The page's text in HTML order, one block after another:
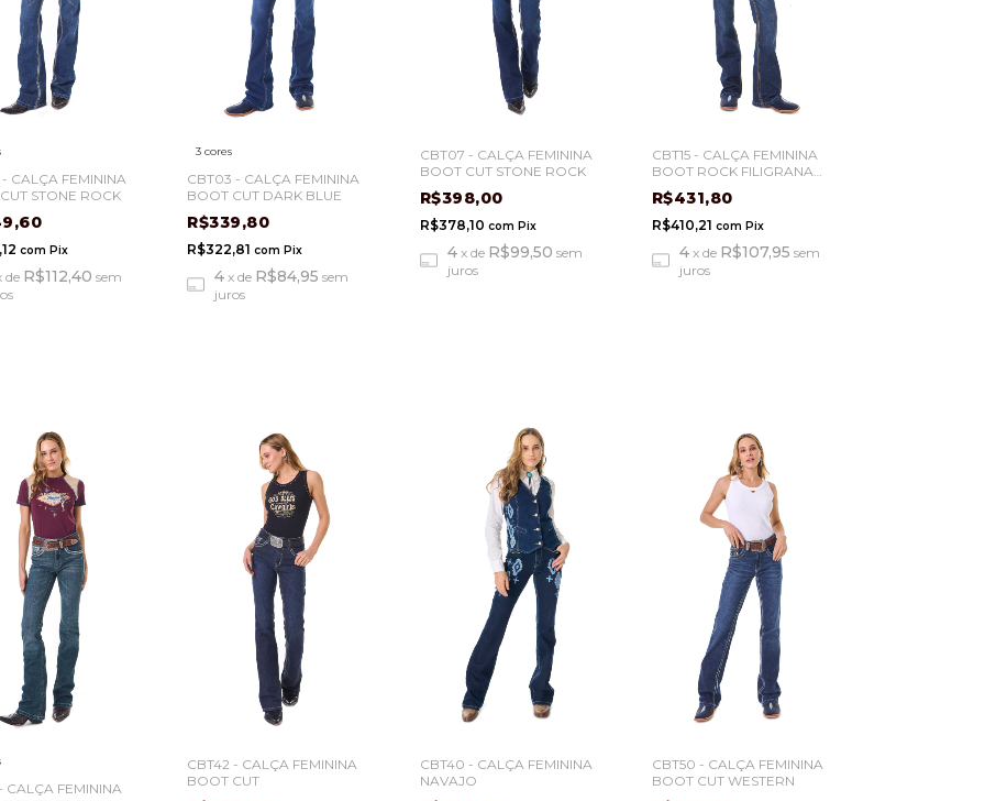
CALÇA FEMININA
STONE ROCK
com Pix
de R$112,40 sem
3 cores
CBT03 - CALÇA FEMININA
BOOT CUT DARK BLUE
R$339,80
R$322,81com Pix
4 xde R$84,95 sem
juros
CBT07 - CALÇA FEMININA
BOOT CUT STONE ROCK
R$398,00
R$378,10 com Pix
4 x de R$99,50 sem
juros
CBT15 - CALÇA FEMININA
BOOT ROCK FILIGRANA
AZUL
R$431,80
R$410,21 com Pix
4 x de R$107,95 sem
juros
CALÇA FEMININA
CBT42 - CALÇA FEMININA
BOOT CUT
CBT40 - CALÇA FEMININA
NAVAJO
CBT50 - CALÇA FEMININA
BOOT CUT WESTERN